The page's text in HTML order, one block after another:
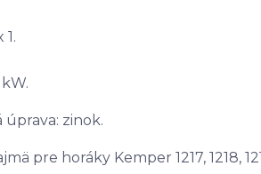
1.
úprava: zinok.
pre horáky Kemper 1217, 1218,